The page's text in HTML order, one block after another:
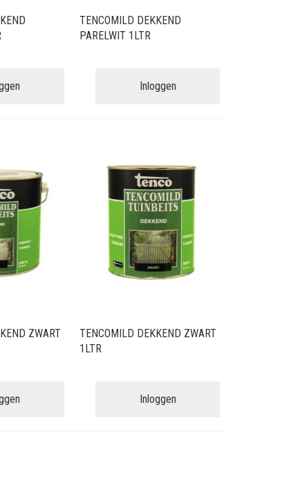
TENCOMILD DEKKEND
PARELWIT 1LTR
Inloggen
ZWART
TENCOMILD DEKKEND ZWART
1LTR
Inloggen